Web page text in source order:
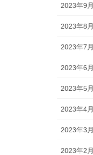
2023年9月
2023年8月
2023年7月
2023年6月
2023年5月
2023年4月
2023年3月
2023年2月